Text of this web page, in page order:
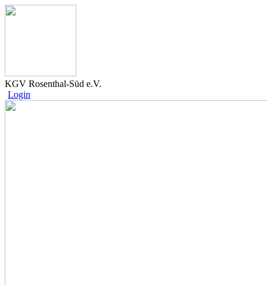
KGV Rosenthal-Süd e.V.
Login